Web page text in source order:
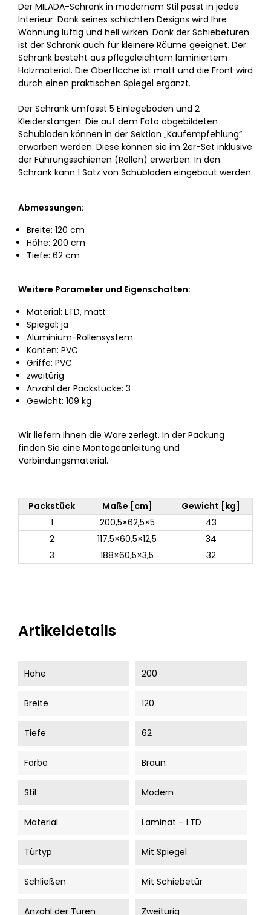
Der MILADA-Schrank in modernem Stil passt in jedes
Interieur. Dank seines schlichten Designs wird Ihre
Wohnung luftig und hell wirken. Dank der Schiebetüren
ist der Schrank auch für kleinere Räume geeignet. Der
Schrank besteht aus pflegeleichtem laminiertem
Holzmaterial. Die Oberfläche ist matt und die Front wird
durch einen praktischen Spiegel ergänzt.
Der Schrank umfasst 5 Einlegeböden und 2
Kleiderstangen. Die auf dem Foto abgebildeten
Schubladen können in der Sektion „Kaufempfehlung“
erworben werden. Diese können sie im 2er-Set inklusive
der Führungsschienen (Rollen) erwerben. In den
Schrank kann 1 Satz von Schubladen eingebaut werden.
Abmessungen:
Breite: 120 cm
Höhe: 200 cm
Tiefe: 62 cm
Weitere Parameter und Eigenschaften:
Material: LTD, matt
Spiegel: ja
Aluminium-Rollensystem
Kanten: PVC
Griffe: PVC
zweitürig
Anzahl der Packstücke: 3
Gewicht: 109 kg
Wir liefern Ihnen die Ware zerlegt. In der Packung
finden Sie eine Montageanleitung und
Verbindungsmaterial.
Packstück Maße [cm]
Gewicht [kg]
1
200,5×62,5×5
43
2
117,5×60,5×12,5
34
3
188×60,5×3,5 32
Artikeldetails
Höhe 200
Breite 120
Tiefe 62
Farbe Braun
Stil Modern
Material Laminat – LTD
Türtyp Mit Spiegel
Schließen Mit Schiebetür
Anzahl der Türen Zweitürig